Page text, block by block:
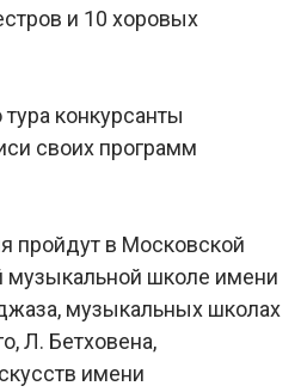
и 10 хоровых
конкурсанты
своих программ
пройдут в Московской
музыкальной школе имени
музыкальных школах
Л. Бетховена,
имени